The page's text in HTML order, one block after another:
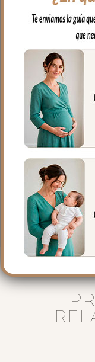
El relleno de la
hueca para
muy buena
Para sujetarla a
gomitas para
En la zona de
para sujetar la
abajo.
Ojales en el
sillas.
**Puedes lavar
siempre agua
secado al natural.